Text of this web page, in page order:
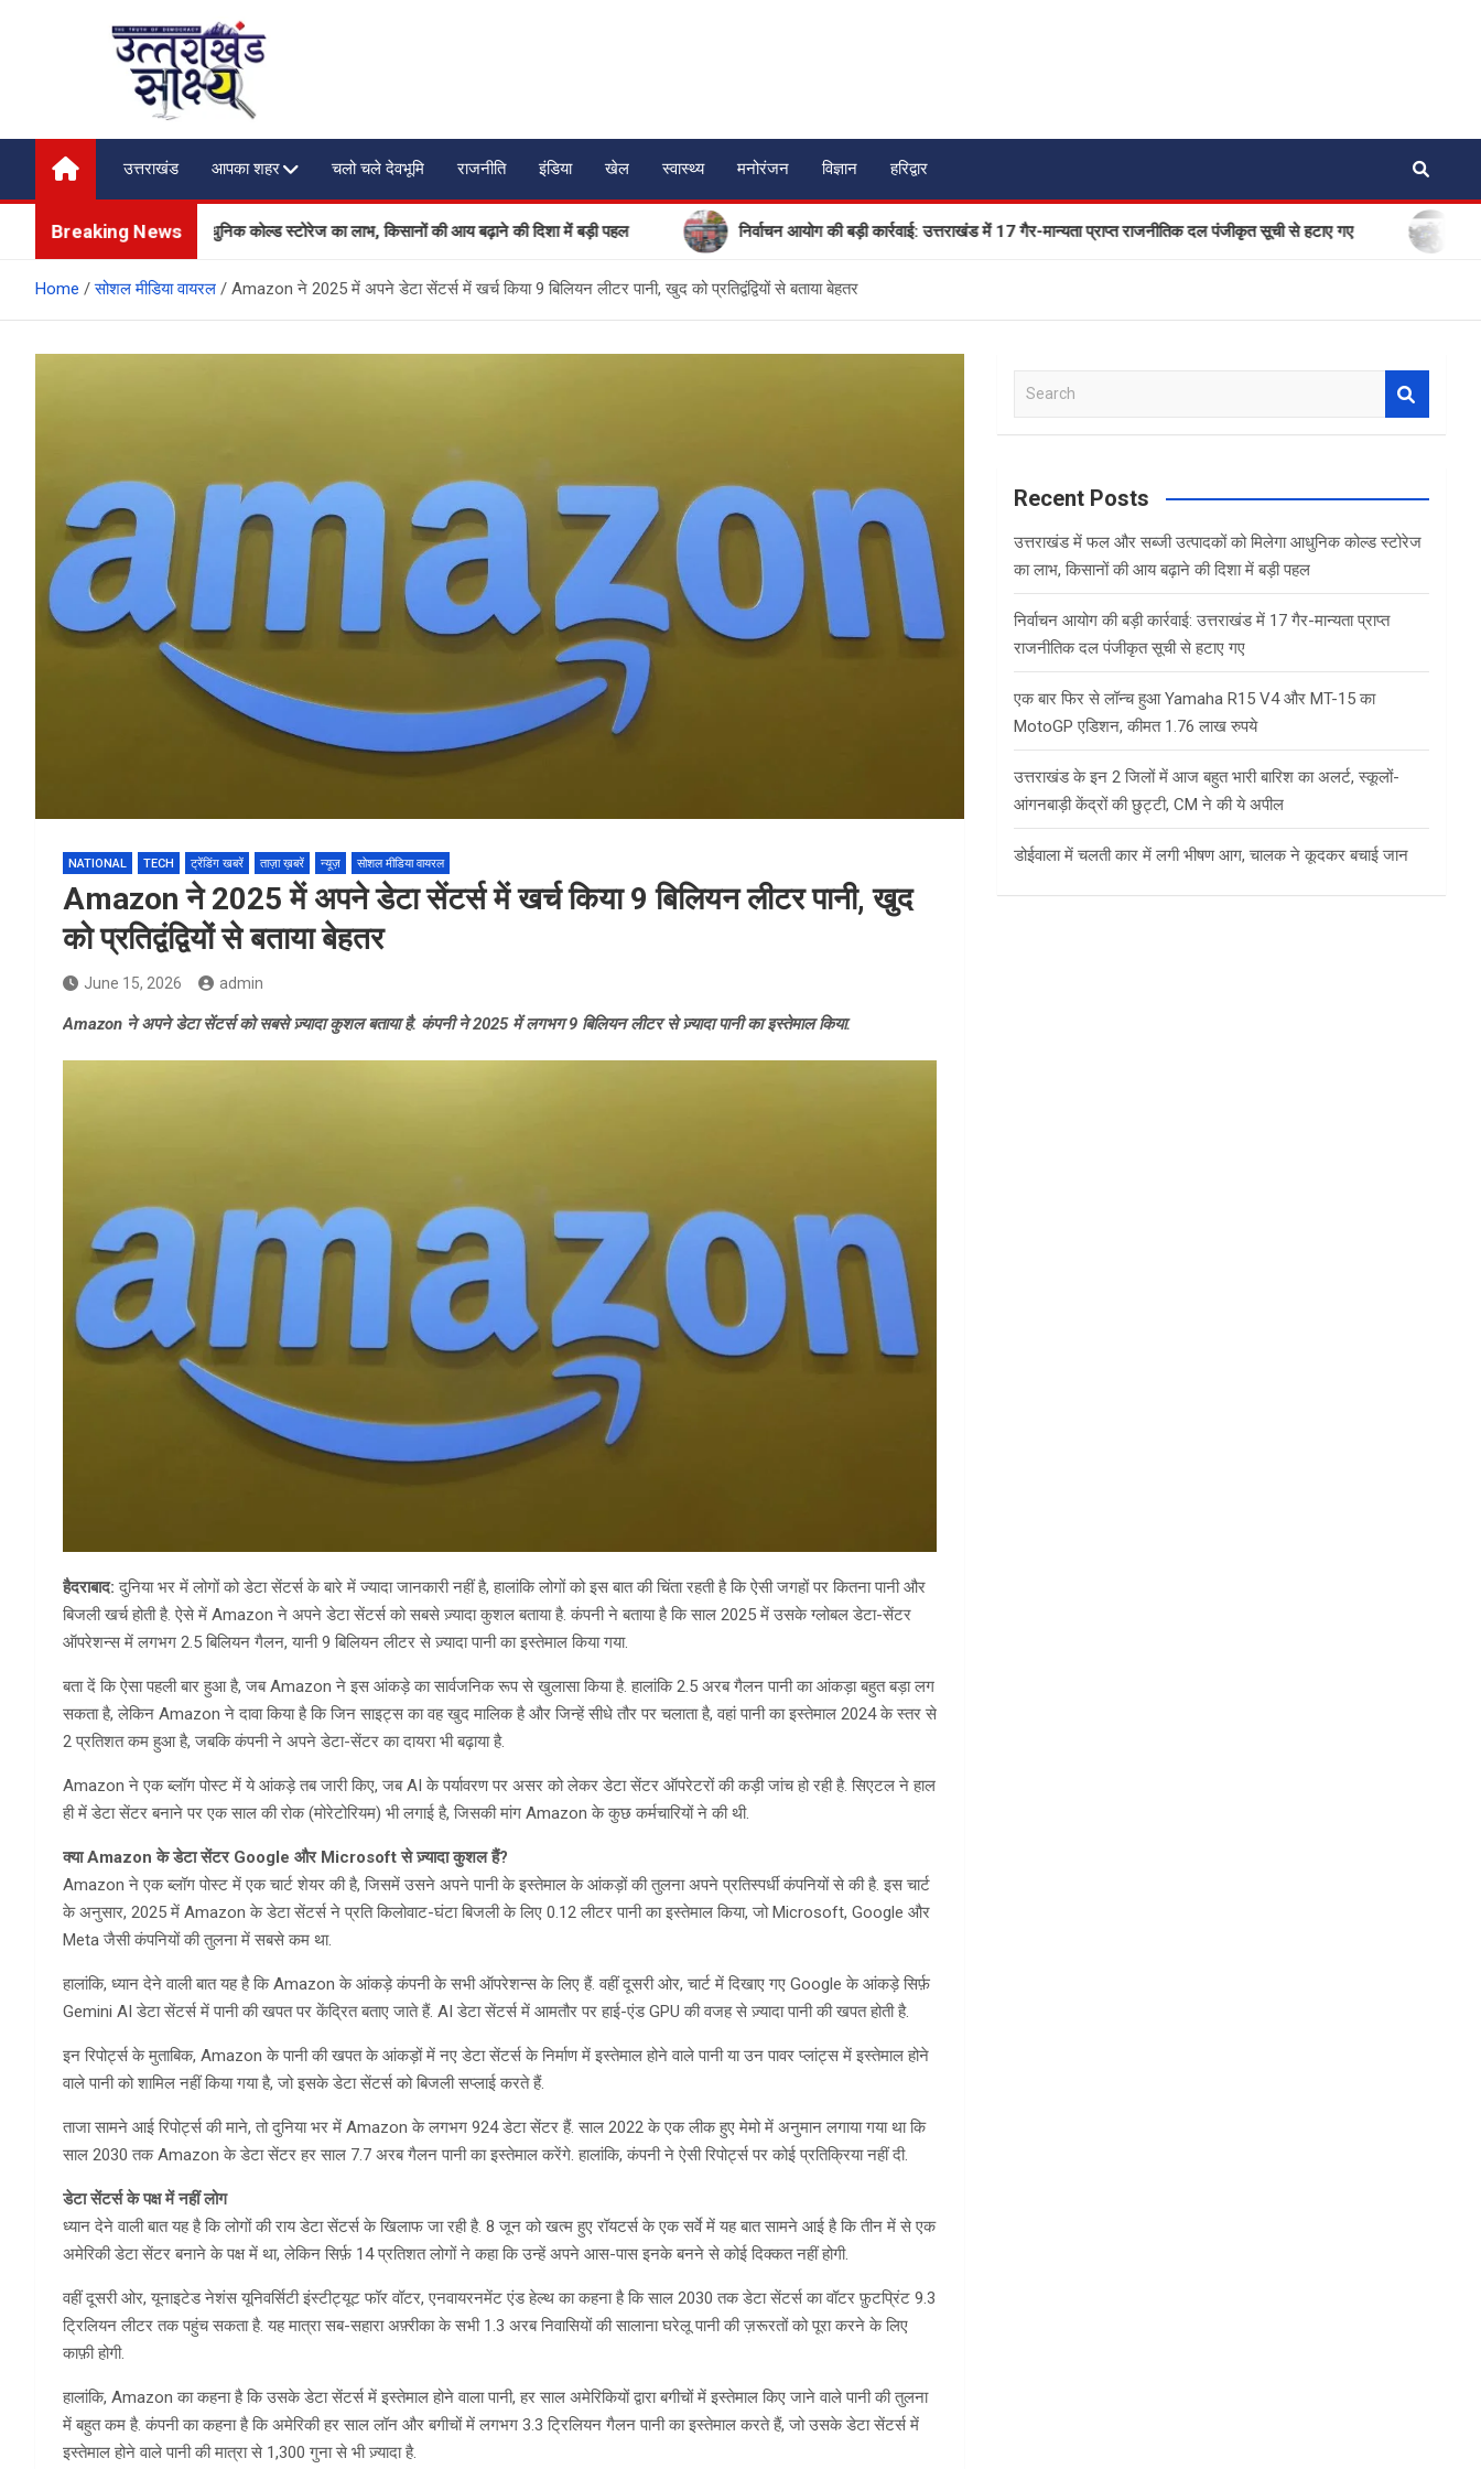
Uttarakhand Shakshya
My News Portal
उत्तराखंड
आपका शहर चलो चले देवभूमि राजनीति इंडिया खेल स्वास्थ्य मनोरंजन विज्ञान हरिद्वार
Breaking News
को मिलेगा आधुनिक कोल्ड स्टोरेज का लाभ, किसानों की आय बढ़ाने की दिशा में बड़ी पहल निर्वाचन आयोग की बड़ी कार्रवाई: उत्तराखंड में 17 गैर-मान्यता प्राप्त राजनीतिक दल पंजीकृत सूची से हटाए गए एक बार फिर
Home सोशल मीडिया वायरल Amazon ने 2025 में अपने डेटा सेंटर्स में खर्च किया 9 बिलियन लीटर पानी, खुद को प्रतिद्वंद्वियों से बताया बेहतर
NATIONAL TECH ट्रेंडिंग खबरें ताज़ा ख़बरें न्यूज़ सोशल मीडिया वायरल
Amazon ने 2025 में अपने डेटा सेंटर्स में खर्च किया 9 बिलियन लीटर पानी, खुद
को प्रतिद्वंद्वियों से बताया बेहतर
June 15, 2026 admin
Amazon ने अपने डेटा सेंटर्स को सबसे ज़्यादा कुशल बताया है. कंपनी ने 2025 में लगभग 9 बिलियन लीटर से ज़्यादा पानी का इस्तेमाल किया.
हैदराबाद: दुनिया भर में लोगों को डेटा सेंटर्स के बारे में ज्यादा जानकारी नहीं है, हालांकि लोगों को इस बात की चिंता रहती है कि ऐसी जगहों पर कितना पानी और
बिजली खर्च होती है. ऐसे में Amazon ने अपने डेटा सेंटर्स को सबसे ज़्यादा कुशल बताया है. कंपनी ने बताया है कि साल 2025 में उसके ग्लोबल डेटा-सेंटर
ऑपरेशन्स में लगभग 2.5 बिलियन गैलन, यानी 9 बिलियन लीटर से ज़्यादा पानी का इस्तेमाल किया गया.
बता दें कि ऐसा पहली बार हुआ है, जब Amazon ने इस आंकड़े का सार्वजनिक रूप से खुलासा किया है. हालांकि 2.5 अरब गैलन पानी का आंकड़ा बहुत बड़ा लग
सकता है, लेकिन Amazon ने दावा किया है कि जिन साइट्स का वह खुद मालिक है और जिन्हें सीधे तौर पर चलाता है, वहां पानी का इस्तेमाल 2024 के स्तर से
2 प्रतिशत कम हुआ है, जबकि कंपनी ने अपने डेटा-सेंटर का दायरा भी बढ़ाया है.
Amazon ने एक ब्लॉग पोस्ट में ये आंकड़े तब जारी किए, जब AI के पर्यावरण पर असर को लेकर डेटा सेंटर ऑपरेटरों की कड़ी जांच हो रही है. सिएटल ने हाल
ही में डेटा सेंटर बनाने पर एक साल की रोक (मोरेटोरियम) भी लगाई है, जिसकी मांग Amazon के कुछ कर्मचारियों ने की थी.
क्या Amazon के डेटा सेंटर Google और Microsoft से ज़्यादा कुशल हैं?
Amazon ने एक ब्लॉग पोस्ट में एक चार्ट शेयर की है, जिसमें उसने अपने पानी के इस्तेमाल के आंकड़ों की तुलना अपने प्रतिस्पर्धी कंपनियों से की है. इस चार्ट
के अनुसार, 2025 में Amazon के डेटा सेंटर्स ने प्रति किलोवाट-घंटा बिजली के लिए 0.12 लीटर पानी का इस्तेमाल किया, जो Microsoft, Google और
Meta जैसी कंपनियों की तुलना में सबसे कम था.
हालांकि, ध्यान देने वाली बात यह है कि Amazon के आंकड़े कंपनी के सभी ऑपरेशन्स के लिए हैं. वहीं दूसरी ओर, चार्ट में दिखाए गए Google के आंकड़े सिर्फ़
Gemini AI डेटा सेंटर्स में पानी की खपत पर केंद्रित बताए जाते हैं. AI डेटा सेंटर्स में आमतौर पर हाई-एंड GPU की वजह से ज़्यादा पानी की खपत होती है.
इन रिपोर्ट्स के मुताबिक, Amazon के पानी की खपत के आंकड़ों में नए डेटा सेंटर्स के निर्माण में इस्तेमाल होने वाले पानी या उन पावर प्लांट्स में इस्तेमाल होने
वाले पानी को शामिल नहीं किया गया है, जो इसके डेटा सेंटर्स को बिजली सप्लाई करते हैं.
ताजा सामने आई रिपोर्ट्स की माने, तो दुनिया भर में Amazon के लगभग 924 डेटा सेंटर हैं. साल 2022 के एक लीक हुए मेमो में अनुमान लगाया गया था कि
साल 2030 तक Amazon के डेटा सेंटर हर साल 7.7 अरब गैलन पानी का इस्तेमाल करेंगे. हालांकि, कंपनी ने ऐसी रिपोर्ट्स पर कोई प्रतिक्रिया नहीं दी.
डेटा सेंटर्स के पक्ष में नहीं लोग
ध्यान देने वाली बात यह है कि लोगों की राय डेटा सेंटर्स के खिलाफ जा रही है. 8 जून को खत्म हुए रॉयटर्स के एक सर्वे में यह बात सामने आई है कि तीन में से एक
अमेरिकी डेटा सेंटर बनाने के पक्ष में था, लेकिन सिर्फ़ 14 प्रतिशत लोगों ने कहा कि उन्हें अपने आस-पास इनके बनने से कोई दिक्कत नहीं होगी.
वहीं दूसरी ओर, यूनाइटेड नेशंस यूनिवर्सिटी इंस्टीट्यूट फॉर वॉटर, एनवायरनमेंट एंड हेल्थ का कहना है कि साल 2030 तक डेटा सेंटर्स का वॉटर फ़ुटप्रिंट 9.3
ट्रिलियन लीटर तक पहुंच सकता है. यह मात्रा सब-सहारा अफ़्रीका के सभी 1.3 अरब निवासियों की सालाना घरेलू पानी की ज़रूरतों को पूरा करने के लिए
काफ़ी होगी.
हालांकि, Amazon का कहना है कि उसके डेटा सेंटर्स में इस्तेमाल होने वाला पानी, हर साल अमेरिकियों द्वारा बगीचों में इस्तेमाल किए जाने वाले पानी की तुलना
में बहुत कम है. कंपनी का कहना है कि अमेरिकी हर साल लॉन और बगीचों में लगभग 3.3 ट्रिलियन गैलन पानी का इस्तेमाल करते हैं, जो उसके डेटा सेंटर्स में
इस्तेमाल होने वाले पानी की मात्रा से 1,300 गुना से भी ज़्यादा है.
a
c
Recent Posts
उत्तराखंड में फल और सब्जी उत्पादकों को मिलेगा आधुनिक कोल्ड स्टोरेज
का लाभ, किसानों की आय बढ़ाने की दिशा में बड़ी पहल
निर्वाचन आयोग की बड़ी कार्रवाई: उत्तराखंड में 17 गैर-मान्यता प्राप्त
राजनीतिक दल पंजीकृत सूची से हटाए गए
एक बार फिर से लॉन्च हुआ Yamaha R15 V4 और MT-15 का
MotoGP एडिशन, कीमत 1.76 लाख रुपये
उत्तराखंड के इन 2 जिलों में आज बहुत भारी बारिश का अलर्ट, स्कूलों-
आंगनबाड़ी केंद्रों की छुट्टी, CM ने की ये अपील
डोईवाला में चलती कार में लगी भीषण आग, चालक ने कूदकर बचाई जान